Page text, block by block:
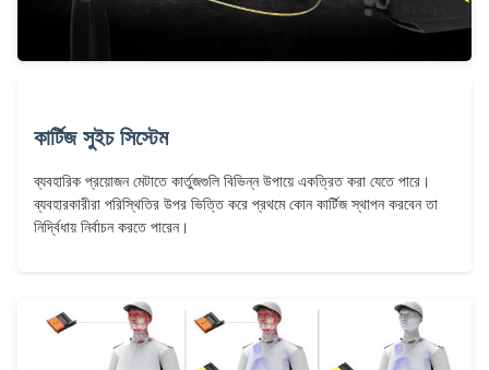
কার্টিজ সুইচ সিস্টেম
ব্যবহারিক প্রয়োজন মেটাতে কার্তুজগুলি বিভিন্ন উপায়ে একত্রিত করা যেতে পারে।
ব্যবহারকারীরা পরিস্থিতির উপর ভিত্তি করে প্রথমে কোন কার্টিজ স্থাপন করবেন তা
নির্দ্বিধায় নির্বাচন করতে পারেন।